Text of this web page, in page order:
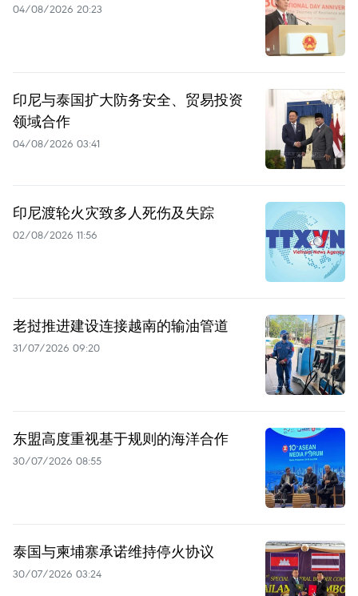
04/08/2026 20:23
印尼与泰国扩大防务安全、贸易投资
领域合作
04/08/2026 03:41
印尼渡轮火灾致多人死伤及失踪
02/08/2026 11:56
老挝推进建设连接越南的输油管道
31/07/2026 09:20
东盟高度重视基于规则的海洋合作
30/07/2026 08:55
泰国与柬埔寨承诺维持停火协议
30/07/2026 03:24